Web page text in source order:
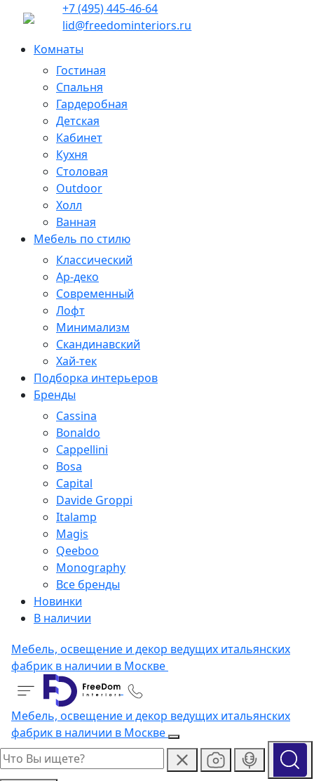
+7 (495) 445-46-64
lid@freedominteriors.ru
Комнаты
Гостиная
Спальня
Гардеробная
Детская
Кабинет
Кухня
Столовая
Outdoor
Холл
Ванная
Мебель по стилю
Классический
Ар-деко
Современный
Лофт
Минимализм
Скандинавский
Хай-тек
Подборка интерьеров
Бренды
Cassina
Bonaldo
Cappellini
Bosa
Capital
Davide Groppi
Italamp
Magis
Qeeboo
Monography
Все бренды
Новинки
В наличии
Мебель, освещение и декор ведущих итальянских
фабрик в наличии в Москве
Мебель, освещение и декор ведущих итальянских
фабрик в наличии в Москве